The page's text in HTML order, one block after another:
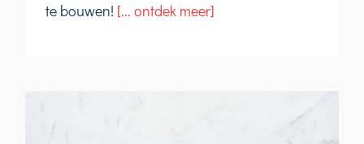
te bouwen! [... ontdek meer]